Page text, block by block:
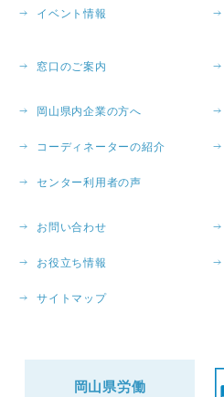
イベント情報
窓口のご案内
岡山県内企業の方へ
コーディネーターの紹介
センター利用者の声
お問い合わせ
お役立ち情報
サイトマップ
岡山県労働